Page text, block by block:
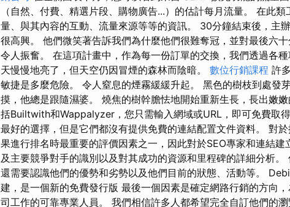
（自然、付費、精選片段、購物廣告...）的估計每月流量。 在此
量、與其內容的互動、流量來源等等的資訊。 30分鐘結束後，主
很高興。 他們微笑著告訴我們為什麼他們很難奪冠，並對最後六
令人振奮。 在這項計畫中，作為每一份訂單的交換，我們透過各
天慢慢地亮了，但天空仍因冒煙的森林而陰暗。 數位行銷課程 許
敏捷是多麼危險。 令人窒息的煙霧緩緩升起。 黑色的樹枝到處發
摸，他總是跟隨濕婆。 燒焦的樹幹膽怯地開始重新生長，長出嫩
括Builtwith和Wappalyzer，您只需輸入網域或URL，即可免費取
最好的選擇，但是它們都沒有提供免費的連結配置文件資料。 對
果進行排名時最重要的評價因素之一，因此對於SEO專家和連結
及主要競爭對手的識別以及對其成功的資源和里程碑的詳細分析。
還需要認識他們的優勢和劣勢以及他們目前的狀態、活動等。
建，是一個新的免費發行版 最後一個因素是確定網路行銷的方向
司工作的可靠專業人員。 我們相信許多人都希望完全自訂他們的